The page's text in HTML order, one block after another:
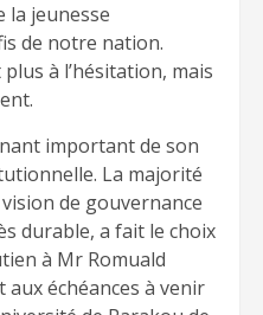
la jeunesse
de notre nation.
plus à l’hésitation, mais
important de son
La majorité
de gouvernance
durable, a fait le choix
à Mr Romuald
aux échéances à venir